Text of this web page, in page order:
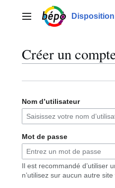
contenuMenu principal
Créer un
Nom d’utilisateur
Mot de passe
Il est recommandé d’utiliser
n’utilisez sur aucun autre site